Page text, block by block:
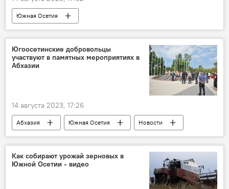
Южная Осетия
Минобороны Южной Осетии
Учения
Вооруженные силы Южной Осетии
Новости
Кавказ
Цхинвал
Югоосетинские добровольцы
участвуют в памятных мероприятиях в
Абхазии
14 августа 2023, 17:26
Абхазия Южная Осетия
Новости
Кавказ
Как собирают урожай зерновых в
Южной Осетии - видео